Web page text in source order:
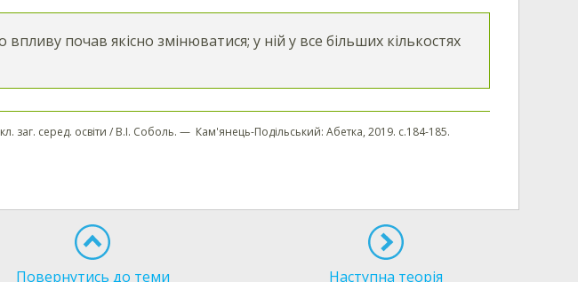
почав якісно змінюватися; у ній у все більших кількостях
заг. серед. освіти / В.І. Соболь. — Кам'янець-Подільський: Абетка, 2019. с.184-185.
Повернутись до теми Наступна теорія